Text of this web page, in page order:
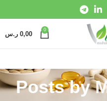
0
0,00 ر.س
Posts by